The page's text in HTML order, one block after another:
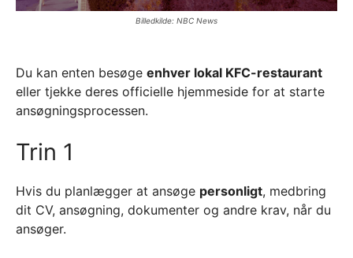
Billedkilde: NBC News
Du kan enten besøge enhver lokal KFC-restaurant
eller tjekke deres officielle hjemmeside for at starte
ansøgningsprocessen.
Trin 1
Hvis du planlægger at ansøge personligt, medbring
dit CV, ansøgning, dokumenter og andre krav, når du
ansøger.